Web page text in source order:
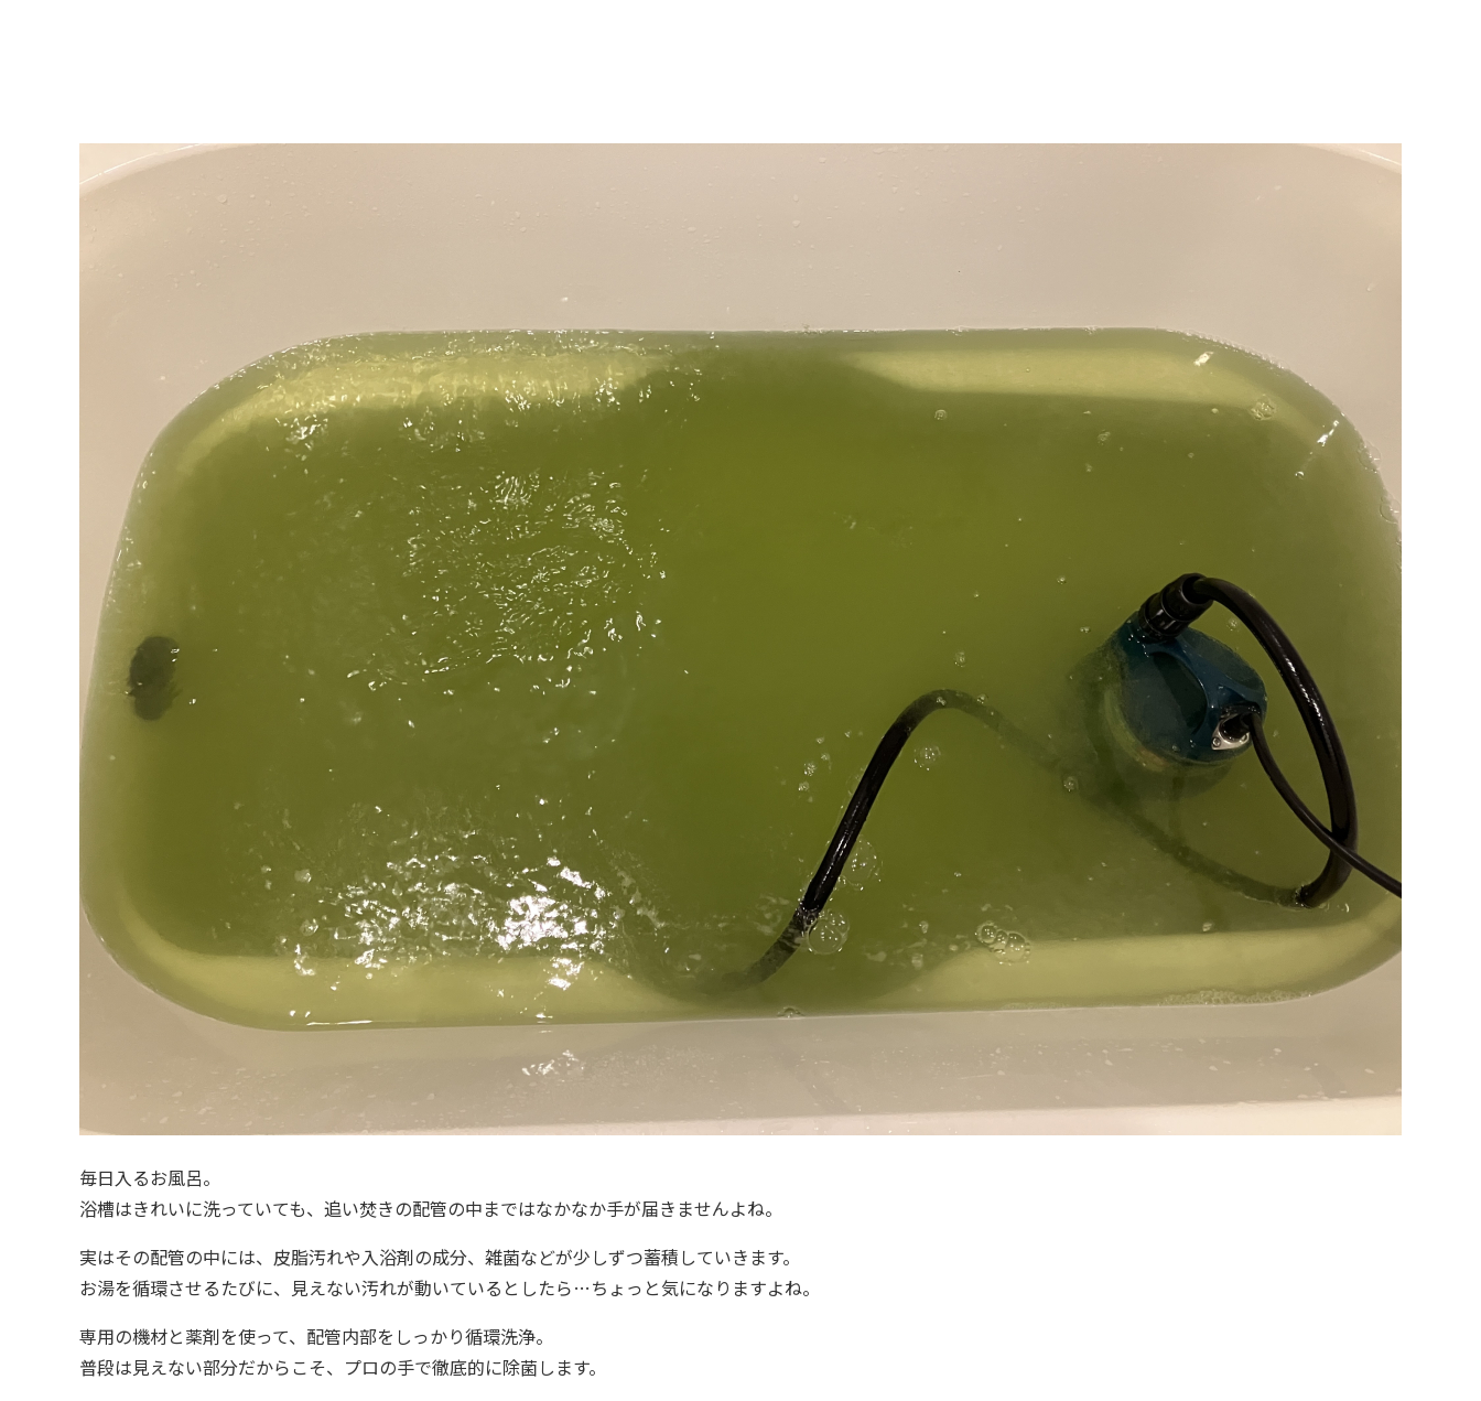
毎日入るお風呂。
浴槽はきれいに洗っていても、追い焚きの配管の中まではなかなか手が届きませんよね。
実はその配管の中には、皮脂汚れや入浴剤の成分、雑菌などが少しずつ蓄積していきます。
お湯を循環させるたびに、見えない汚れが動いているとしたら…ちょっと気になりますよね。
専用の機材と薬剤を使って、配管内部をしっかり循環洗浄。
普段は見えない部分だからこそ、プロの手で徹底的に除菌します。